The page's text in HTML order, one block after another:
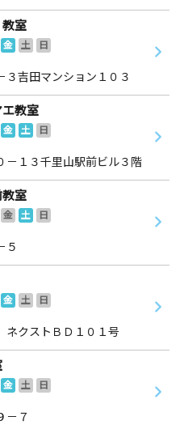
室
金 土
日
吉田マンション１０３
教室
金 土
日
－１３千里山駅前ビル３階
室
金 土
日
５
金 土
日
クストＢＤ１０１号
金 土
日
－７